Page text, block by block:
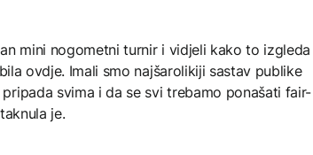
mini nogometni turnir i vidjeli kako to izgleda
ovdje. Imali smo najšarolikiji sastav publike
svima i da se svi trebamo ponašati fair-
je.